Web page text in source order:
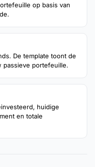
op basis van
De template toont de
passieve portefeuille.
huidige
en totale